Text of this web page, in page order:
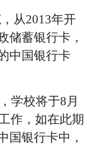
从2013年开
储蓄银行卡，
中国银行卡
学校将于8月
作，如在此期
国银行卡中，